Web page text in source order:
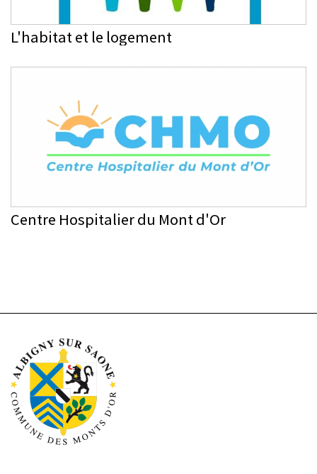
L'habitat et le logement
Centre Hospitalier du Mont d'Or